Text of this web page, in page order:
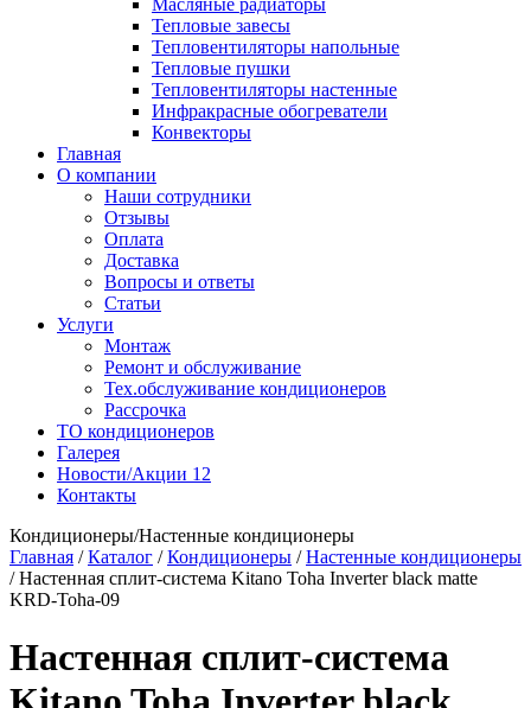
Масляные радиаторы
Тепловые завесы
Тепловентиляторы напольные
Тепловые пушки
Тепловентиляторы настенные
Инфракрасные обогреватели
Конвекторы
Главная
О компании
Наши сотрудники
Отзывы
Оплата
Доставка
Вопросы и ответы
Статьи
Услуги
Монтаж
Ремонт и обслуживание
Тех.обслуживание кондиционеров
Рассрочка
ТО кондиционеров
Галерея
Новости/Акции 12
Контакты
Кондиционеры/Настенные кондиционеры
Главная /Каталог /Кондиционеры /Настенные кондиционеры
/Настенная сплит-система Kitano Toha Inverter black matte
KRD-Toha-09
Настенная сплит-система